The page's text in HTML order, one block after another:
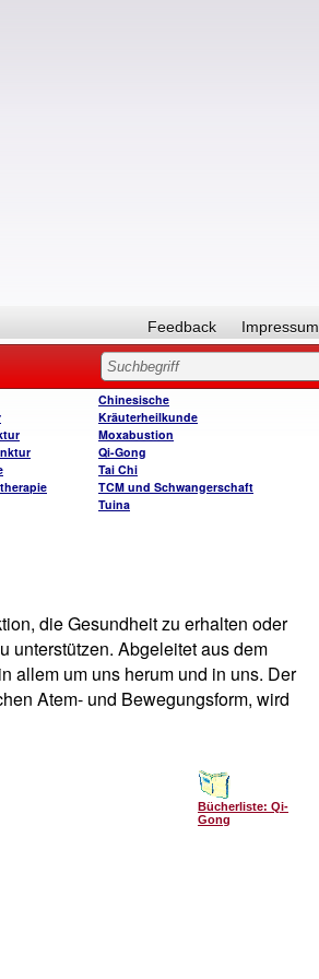
Feedback Impressum
Chinesische
Kräuterheilkunde
Moxabustion
Qi-Gong
Tai Chi
TCM und Schwangerschaft
Tuina
die Gesundheit zu erhalten oder
unterstützen. Abgeleitet aus dem
allem um uns herum und in uns. Der
Atem- und Bewegungsform, wird
Bücherliste: Qi-
Gong